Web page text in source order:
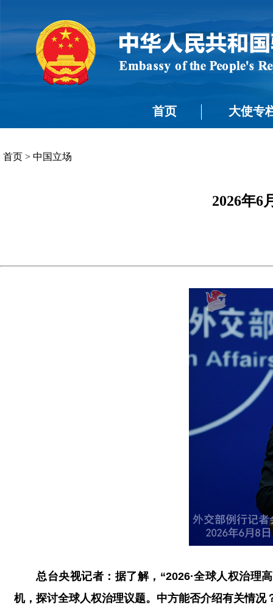
首页 大使专
首页 > 中国立场
2026年6
总台央视记者：据了解，“2026·全球人权治理
机，探讨全球人权治理议题。中方能否介绍有关情况